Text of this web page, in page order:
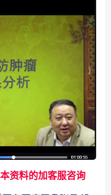
资料的加客服咨询